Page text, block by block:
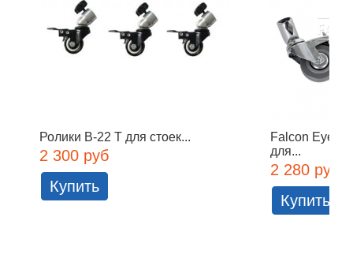
Ролики B-22 Т для стоек...
2 300 руб
Купить
Falcon Eyes
для...
2 280 руб
Купить